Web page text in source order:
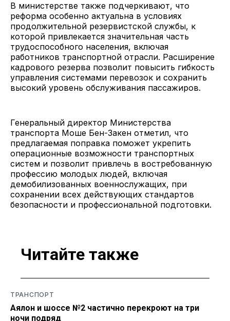
В министерстве также подчеркивают, что
реформа особенно актуальна в условиях
продолжительной резервистской службы, к
которой привлекается значительная часть
трудоспособного населения, включая
работников транспортной отрасли. Расширение
кадрового резерва позволит повысить гибкость
управления системами перевозок и сохранить
высокий уровень обслуживания пассажиров.
Генеральный директор Министерства
транспорта Моше Бен-Закен отметил, что
предлагаемая поправка поможет укрепить
операционные возможности транспортных
систем и позволит привлечь в востребованную
профессию молодых людей, включая
демобилизованных военнослужащих, при
сохранении всех действующих стандартов
безопасности и профессиональной подготовки.
Читайте также
ТРАНСПОРТ
Аялон и шоссе №2 частично перекроют на три
ночи подряд